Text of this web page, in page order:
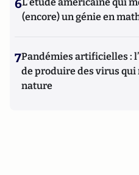
6
(encore) un génie en
7Pandémies artificielles :
de produire des virus qui
nature